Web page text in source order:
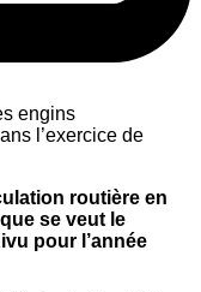
routière en
se veut le
pour l’année